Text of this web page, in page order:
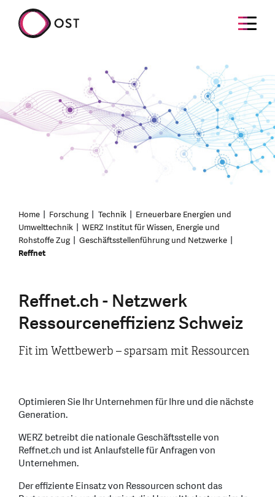
Home Forschung Technik
Erneuerbare Energien und
Umwelttechnik
WERZ Institut für Wissen, Energie und
Rohstoffe Zug
Geschäftsstellenführung und Netzwerke
Reffnet
Reffnet.ch - Netzwerk
Ressourceneffizienz Schweiz
Fit im Wettbewerb – sparsam mit Ressourcen
Optimieren Sie Ihr Unternehmen für Ihre und die nächste
Generation.
WERZ betreibt die nationale Geschäftsstelle von
Reffnet.ch und ist Anlaufstelle für Anfragen von
Unternehmen.
Der effiziente Einsatz von Ressourcen schont das